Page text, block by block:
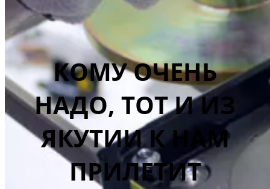
КОМУ ОЧЕНЬ
НАДО, ТОТ И ИЗ
ЯКУТИИ К НАМ
ПРИЛЕТИТ